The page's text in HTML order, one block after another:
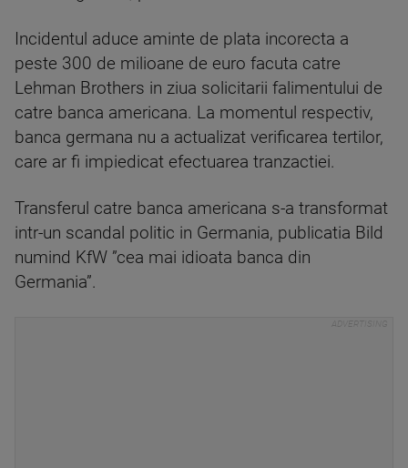
Incidentul aduce aminte de plata incorecta a
peste 300 de milioane de euro facuta catre
Lehman Brothers in ziua solicitarii falimentului de
catre banca americana. La momentul respectiv,
banca germana nu a actualizat verificarea tertilor,
care ar fi impiedicat efectuarea tranzactiei.
Transferul catre banca americana s-a transformat
intr-un scandal politic in Germania, publicatia Bild
numind KfW ”cea mai idioata banca din
Germania”.